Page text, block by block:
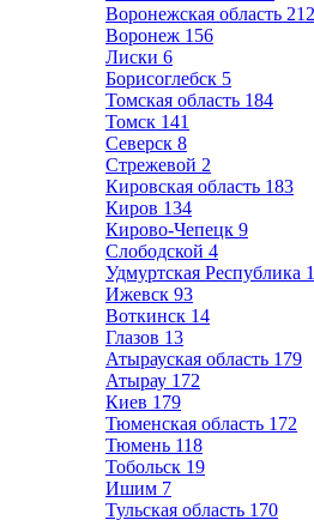
Воронежская область 212
Воронеж 156
Лиски 6
Борисоглебск 5
Томская область 184
Томск 141
Северск 8
Стрежевой 2
Кировская область 183
Киров 134
Кирово-Чепецк 9
Слободской 4
Удмуртская Республика
Ижевск 93
Воткинск 14
Глазов 13
Атырауская область 179
Атырау 172
Киев 179
Тюменская область 172
Тюмень 118
Тобольск 19
Ишим 7
Тульская область 170